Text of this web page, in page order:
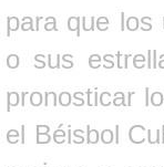
para que los
o sus
pronosticar
el Béisbol